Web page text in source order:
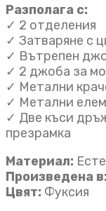
Разполага с:
✓ 2 отделения
✓ Затваряне с
✓ Вътрепен
✓ 2 джоба за
✓ Метални
✓ Метални
✓ Две къси
презрамка
Материал:
Произведена в:
Цвят: Фуксия